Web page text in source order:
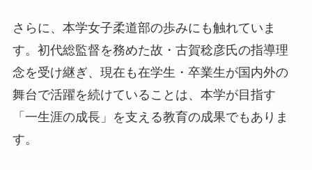
さらに、本学女子柔道部の歩みにも触れていま
す。初代総監督を務めた故・古賀稔彦氏の指導理
念を受け継ぎ、現在も在学生・卒業生が国内外の
舞台で活躍を続けていることは、本学が目指す
「一生涯の成長」を支える教育の成果でもありま
す。